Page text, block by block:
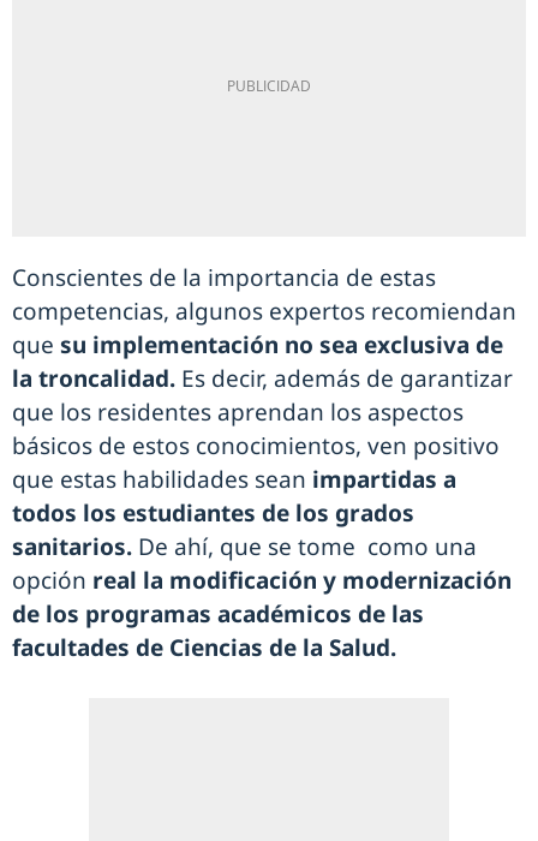
Conscientes de la importancia de estas
competencias, algunos expertos recomiendan
que su implementación no sea exclusiva de
la troncalidad. Es decir, además de garantizar
que los residentes aprendan los aspectos
básicos de estos conocimientos, ven positivo
que estas habilidades sean impartidas a
todos los estudiantes de los grados
sanitarios. De ahí, que se tome como una
opción real la modificación y modernización
de los programas académicos de las
facultades de Ciencias de la Salud.